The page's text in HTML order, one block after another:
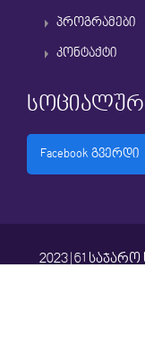
პროგრამები
კონტაქტი
Facebook გვერდი
2023 | 61